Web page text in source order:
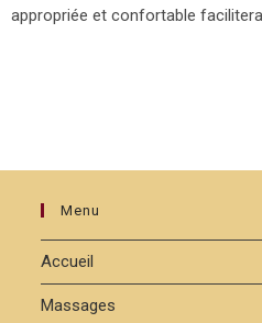
appropriée et confortable
Menu
Accueil
Massages